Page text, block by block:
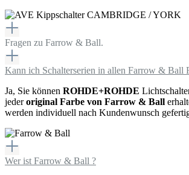
Fragen zu Farrow & Ball.
Kann ich Schalterserien in allen Farrow & Ball
Ja, Sie können ROHDE+ROHDE
jederoriginal Farbe von Farrow & Ball
werden individuell nach Kundenwunsch
Wer ist Farrow & Ball ?